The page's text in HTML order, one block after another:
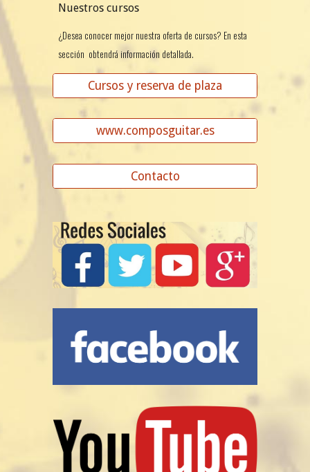
Nuestros cursos
¿Desea conocer mejor nuestra oferta de cursos? En esta
sección obtendrá información detallada.
Cursos y reserva de plaza
www.composguitar.es
Contacto